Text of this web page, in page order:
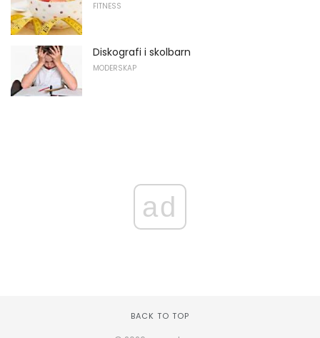
FITNESS
Diskografi i skolbarn
MODERSKAP
ad
BACK TO TOP